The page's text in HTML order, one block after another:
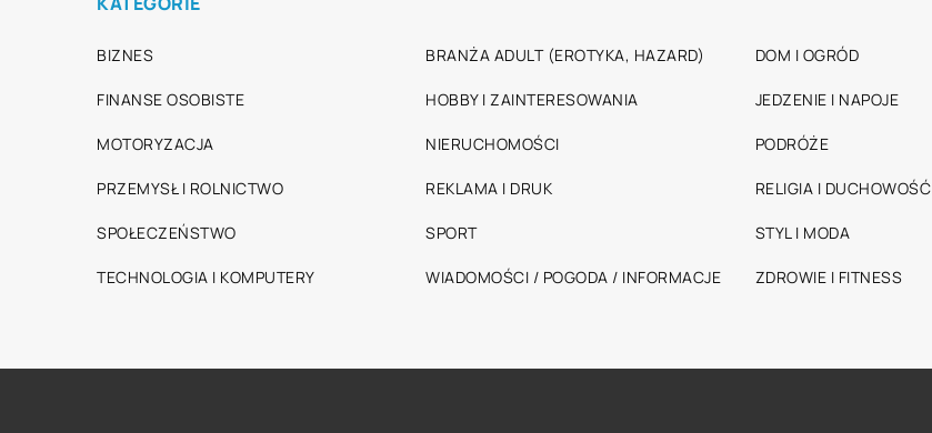
BIZNES BRANŻA ADULT (EROTYKA, HAZARD) DOM I OGRÓD
FINANSE OSOBISTE HOBBY I ZAINTERESOWANIA JEDZENIE I NAPOJE
MOTORYZACJA NIERUCHOMOŚCI PODRÓŻE
PRZEMYSŁ I ROLNICTWO REKLAMA I DRUK RELIGIA I DUCHOWOŚĆ
SPOŁECZEŃSTWO SPORT STYL I MODA
TECHNOLOGIA I KOMPUTERY WIADOMOŚCI / POGODA / INFORMACJE ZDROWIE I FITNESS